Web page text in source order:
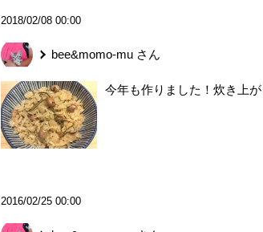
2018/02/08 00:00
bee&momo-mu さん
今年も作りました！炊き上
2016/02/25 00:00